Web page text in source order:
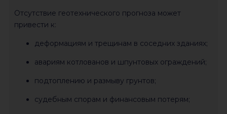
Отсутствие геотехнического прогноза может
привести к:
деформациям и трещинам в соседних зданиях;
авариям котлованов и шпунтовых ограждений;
подтоплению и размыву грунтов;
судебным спорам и финансовым потерям;